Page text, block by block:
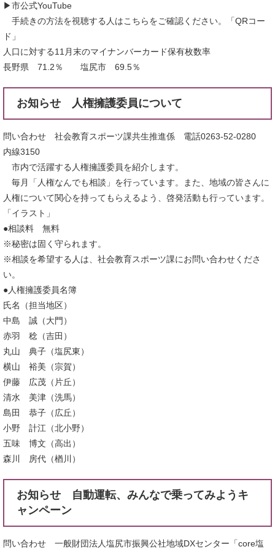
▶市公式YouTube
手続きの方法を視聴する人はこちらをご確認ください。「QRコー
ド」
人口に対する11月末のマイナンバーカード保有枚数率
長野県 71.2％ 塩尻市 69.5％
お知らせ 人権擁護委員について
問い合わせ 社会教育スポーツ課共生推進係 電話0263-52-0280
内線3150
市内で活躍する人権擁護委員を紹介します。
毎月「人権なんでも相談」を行っています。また、地域の皆さんに
人権について関心を持ってもらえるよう、啓発活動も行っています。
「イラスト」
●相談料 無料
※秘密は固く守られます。
※相談を希望する人は、社会教育スポーツ課にお問い合わせくださ
い。
●人権擁護委員名簿
氏名（担当地区）
中島 誠（大門）
赤羽 稔（吉田）
丸山 典子（塩尻東）
横山 裕美（宗賀）
伊藤 広茂（片丘）
清水 美津（洗馬）
島田 恭子（広丘）
小野 計江（北小野）
五味 博文（高出）
森川 房代（楢川）
お知らせ 自動運転、みんなで乗ってみようキ
ャンペーン
問い合わせ 一般財団法人塩尻市振興公社地域DXセンター「core塩